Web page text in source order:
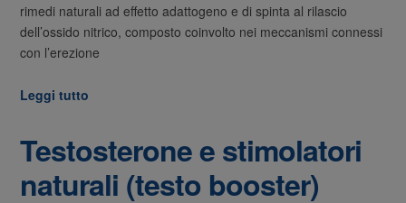
rimedi naturali ad effetto adattogeno e di spinta al rilascio
dell’ossido nitrico, composto coinvolto nei meccanismi connessi
con l’erezione
Leggi tutto
Testosterone e stimolatori
naturali (testo booster)